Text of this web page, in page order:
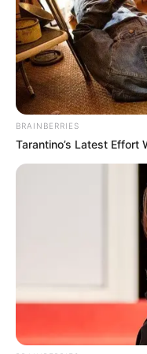
Como parte de las
dependencia reportó
, además
realizados a
normas de
LEA TAMBIÉN
BRAINBERRIES
Tarantino’s Latest Effort